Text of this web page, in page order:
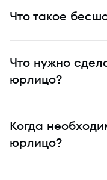
Что такое
Что нужно
юрлицо?
Когда
юрлицо?